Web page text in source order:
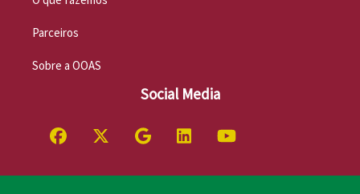
Parceiros
Sobre a OOAS
Social Media